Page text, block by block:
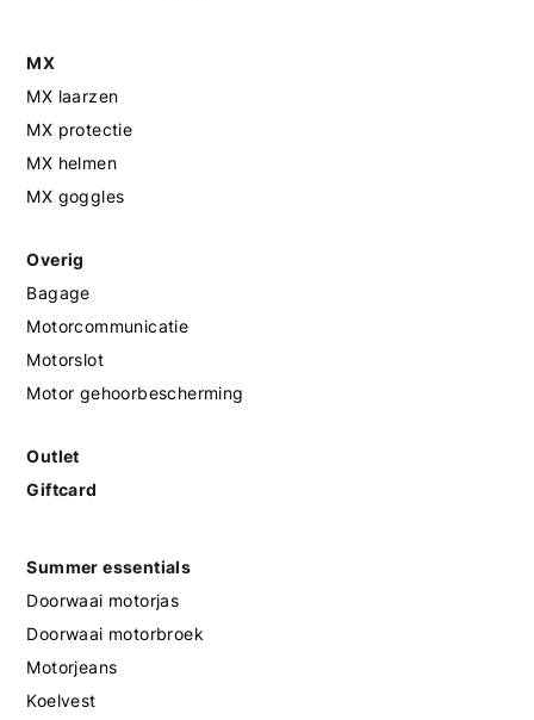
MX
MX laarzen
MX protectie
MX helmen
MX goggles
Overig
Bagage
Motorcommunicatie
Motorslot
Motor gehoorbescherming
Outlet
Giftcard
Summer essentials
Doorwaai motorjas
Doorwaai motorbroek
Motorjeans
Koelvest